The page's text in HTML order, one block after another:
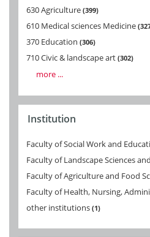
630 Agriculture 399
610 Medical sciences Medicine
370 Education 306
710 Civic & landscape art 302
more ...
Institution
Faculty of Social Work and
Faculty of Landscape Sciences
Faculty of Agriculture and Food
Faculty of Health, Nursing,
other institutions 1